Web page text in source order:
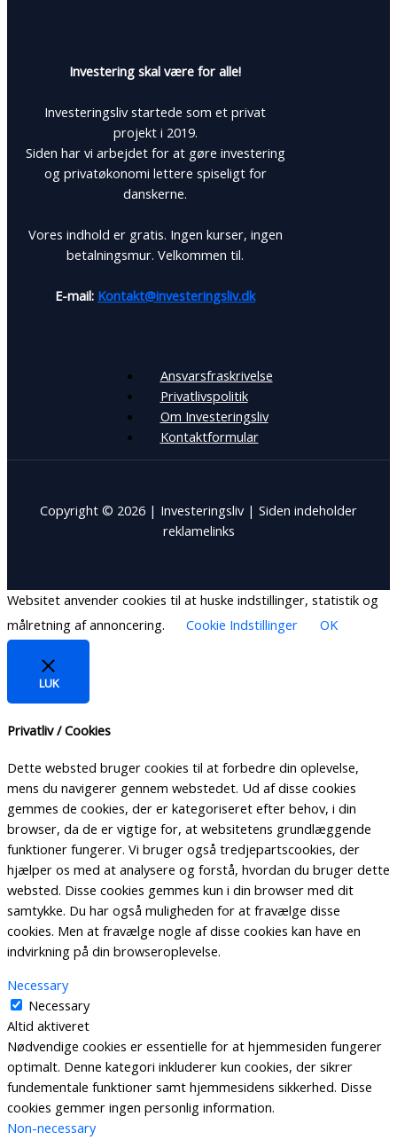
Investering skal være for alle!
Investeringsliv startede som et privat
projekt i 2019.
Siden har vi arbejdet for at gøre investering
og privatøkonomi lettere spiseligt for
danskerne.
Vores indhold er gratis. Ingen kurser, ingen
betalningsmur. Velkommen til.
E-mail: Kontakt@investeringsliv.dk
Ansvarsfraskrivelse
Privatlivspolitik
Om Investeringsliv
Kontaktformular
Copyright © 2026 | Investeringsliv | Siden indeholder
reklamelinks
Websitet anvender cookies til at huske indstillinger, statistik og
målretning af annoncering.
Cookie Indstillinger OK
LUK
Privatliv / Cookies
Dette websted bruger cookies til at forbedre din oplevelse,
mens du navigerer gennem webstedet. Ud af disse cookies
gemmes de cookies, der er kategoriseret efter behov, i din
browser, da de er vigtige for, at websitetens grundlæggende
funktioner fungerer. Vi bruger også tredjepartscookies, der
hjælper os med at analysere og forstå, hvordan du bruger dette
websted. Disse cookies gemmes kun i din browser med dit
samtykke. Du har også muligheden for at fravælge disse
cookies. Men at fravælge nogle af disse cookies kan have en
indvirkning på din browseroplevelse.
Necessary
Necessary
Altid aktiveret
Nødvendige cookies er essentielle for at hjemmesiden fungerer
optimalt. Denne kategori inkluderer kun cookies, der sikrer
fundementale funktioner samt hjemmesidens sikkerhed. Disse
cookies gemmer ingen personlig information.
Non-necessary